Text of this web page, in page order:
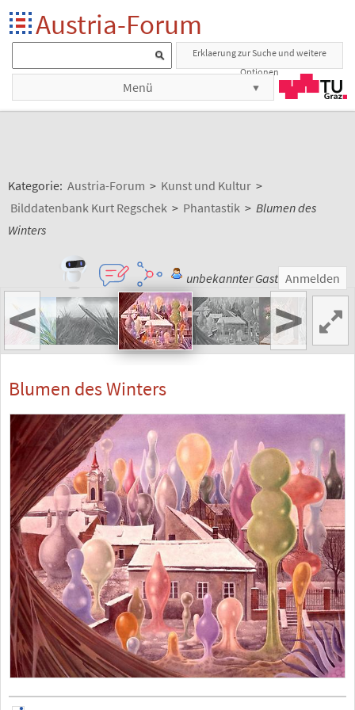
Austria-Forum
Erklaerung zur Suche und weitere
Optionen
Menü
Kategorie: Austria-Forum > Kunst und Kultur >
Bilddatenbank Kurt Regschek > Phantastik > Blumen des
Winters
unbekannter Gast Anmelden
< >
Blumen des Winters